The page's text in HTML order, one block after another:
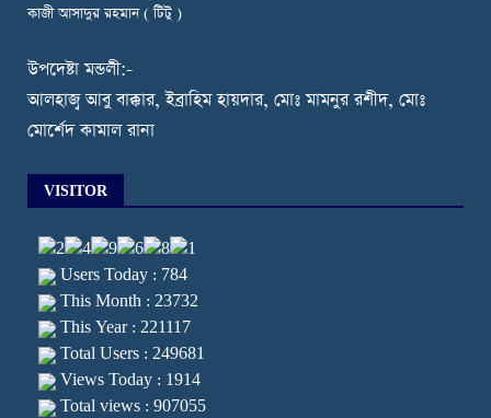
কাজী আসাদুর রহমান ( টিটু )
উপদেষ্টা মন্ডলী:-
আলহাজ্ব আবু বাক্কার, ইব্রাহিম হায়দার, মোঃ মামনুর রশীদ, মোঃ
মোর্শেদ কামাল রানা
VISITOR
Users Today : 784
This Month : 23732
This Year : 221117
Total Users : 249681
Views Today : 1914
Total views : 907055